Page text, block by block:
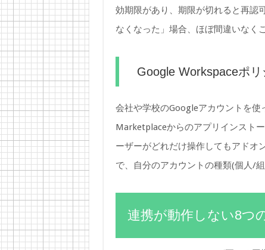
効期限があり、期限が切れると再認
なくなった」場合、ほぼ間違いなく
Google Workspaceポ
会社や学校のGoogleアカウントを
Marketplaceからのアプリインスト
ーザーがどれだけ操作してもアドオ
で、自分のアカウントの種類(個人/
連携が動作しない8つ